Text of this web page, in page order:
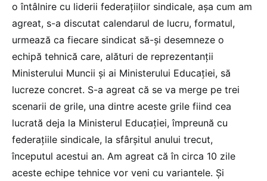
o întâlnire cu liderii federațiilor sindicale, așa cum am
agreat, s-a discutat calendarul de lucru, formatul,
urmează ca fiecare sindicat să-și desemneze o
echipă tehnică care, alături de reprezentanții
Ministerului Muncii și ai Ministerului Educației, să
lucreze concret. S-a agreat că se va merge pe trei
scenarii de grile, una dintre aceste grile fiind cea
lucrată deja la Ministerul Educației, împreună cu
federațiile sindicale, la sfârșitul anului trecut,
începutul acestui an. Am agreat că în circa 10 zile
aceste echipe tehnice vor veni cu variantele. Și